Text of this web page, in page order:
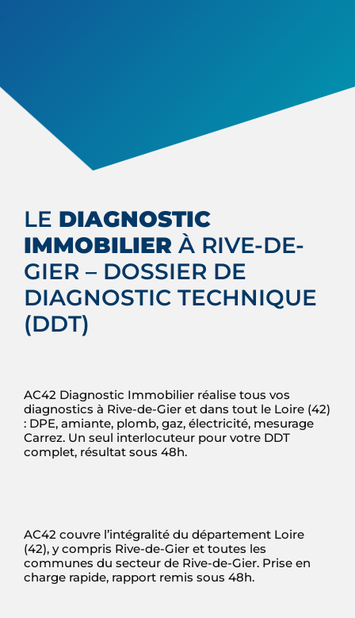
LE DIAGNOSTIC
IMMOBILIER À RIVE-DE-
GIER – DOSSIER DE
DIAGNOSTIC TECHNIQUE
(DDT)
AC42 Diagnostic Immobilier réalise tous vos
diagnostics à Rive-de-Gier et dans tout le Loire (42)
: DPE, amiante, plomb, gaz, électricité, mesurage
Carrez. Un seul interlocuteur pour votre DDT
complet, résultat sous 48h.
AC42 couvre l’intégralité du département Loire
(42), y compris Rive-de-Gier et toutes les
communes du secteur de Rive-de-Gier. Prise en
charge rapide, rapport remis sous 48h.